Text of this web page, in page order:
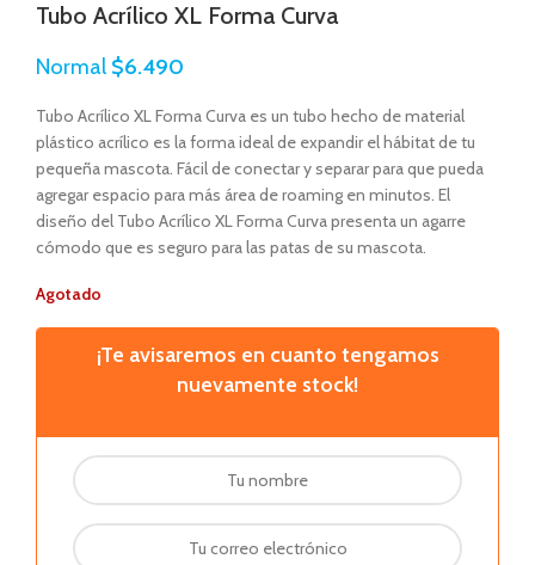
Tubo Acrílico XL Forma Curva
Normal $6.490
Tubo Acrílico XL Forma Curva es un tubo hecho de material
plástico acrílico es la forma ideal de expandir el hábitat de tu
pequeña mascota. Fácil de conectar y separar para que pueda
agregar espacio para más área de roaming en minutos. El
diseño del Tubo Acrílico XL Forma Curva presenta un agarre
cómodo que es seguro para las patas de su mascota.
Agotado
¡Te avisaremos en cuanto tengamos
nuevamente stock!